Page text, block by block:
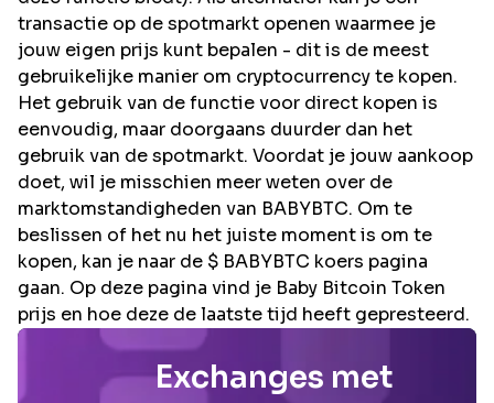
transactie op de spotmarkt openen waarmee je
jouw eigen prijs kunt bepalen - dit is de meest
gebruikelijke manier om cryptocurrency te kopen.
Het gebruik van de functie voor direct kopen is
eenvoudig, maar doorgaans duurder dan het
gebruik van de spotmarkt. Voordat je jouw aankoop
doet, wil je misschien meer weten over de
marktomstandigheden van BABYBTC. Om te
beslissen of het nu het juiste moment is om te
kopen, kan je naar de $ BABYBTC koers pagina
gaan. Op deze pagina vind je Baby Bitcoin Token
prijs en hoe deze de laatste tijd heeft gepresteerd.
Exchanges met